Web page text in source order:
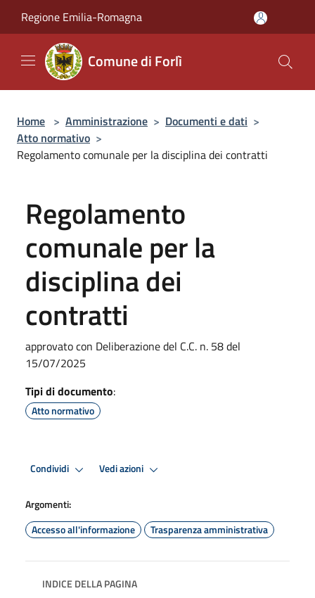
Regione Emilia-Romagna
Comune di Forlì
Home > Amministrazione > Documenti e dati >
Atto normativo >
Regolamento comunale per la disciplina dei contratti
Regolamento
comunale per la
disciplina dei
contratti
approvato con Deliberazione del C.C. n. 58 del
15/07/2025
Tipi di documento:
Atto normativo
Condividi Vedi azioni
Argomenti:
Accesso all'informazione
Trasparenza amministrativa
INDICE DELLA PAGINA